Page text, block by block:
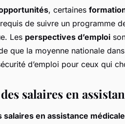
, certaines
de suivre un programme
Les perspectives d’emploi
que la moyenne nationale
d’emploi pour ceux qui
salaires en
salaires en assistance médicale